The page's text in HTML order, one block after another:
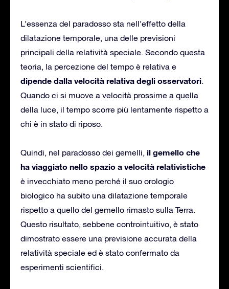
L’essenza del paradosso sta nell’effetto della
dilatazione temporale, una delle previsioni
principali della relatività speciale. Secondo questa
teoria, la percezione del tempo è relativa e
dipende dalla velocità relativa degli osservatori.
Quando ci si muove a velocità prossime a quella
della luce, il tempo scorre più lentamente rispetto a
chi è in stato di riposo.
Quindi, nel paradosso dei gemelli, il gemello che
ha viaggiato nello spazio a velocità relativistiche
è invecchiato meno perché il suo orologio
biologico ha subito una dilatazione temporale
rispetto a quello del gemello rimasto sulla Terra.
Questo risultato, sebbene controintuitivo, è stato
dimostrato essere una previsione accurata della
relatività speciale ed è stato confermato da
esperimenti scientifici.